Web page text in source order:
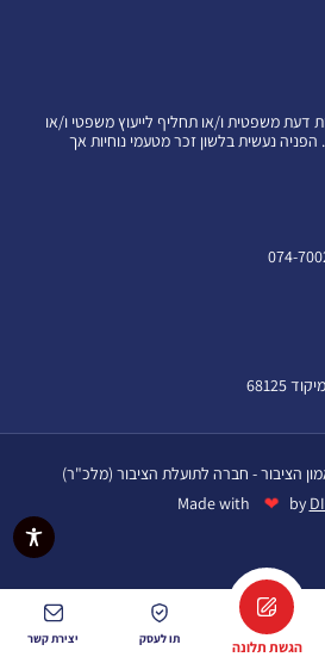
דעת משפטית ו/או תחליף לייעוץ משפטי ו/או
נעשית בלשון זכר מטעמי נוחיות אך
Made with
❤ by
הגשת תלונה תו לעסק יצירת קשר